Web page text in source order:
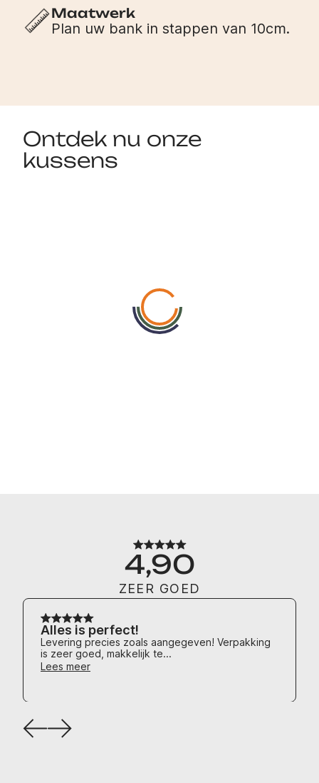
Maatwerk
Plan uw bank in stappen van 10cm.
Ontdek nu onze
kussens
4,90
ZEER GOED
Alles is perfect!
Levering precies zoals aangegeven! Verpakking
is zeer goed, makkelijk te...
Lees meer